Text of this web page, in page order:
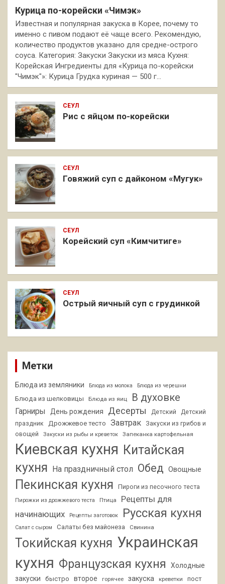
Курица по-корейски «Чимэк»
Известная и популярная закуска в Корее, почему то
именно с пивом подают её чаще всего. Рекомендую,
количество продуктов указано для средне-острого
соуса. Категория: Закуски Закуски из мяса Кухня:
Корейская Ингредиенты для «Курица по-корейски
"Чимэк"»: Курица Грудка куриная — 500 г…
СЕУЛ
Рис с яйцом по-корейски
СЕУЛ
Говяжий суп с дайконом «Мугук»
СЕУЛ
Корейский суп «Кимчитиге»
СЕУЛ
Острый яичный суп с грудинкой
Метки
Блюда из земляники Блюда из молока Блюда из черешни
Блюда из шелковицы Блюда из яиц В духовке
Гарниры День рождения Десерты Детский
Детский
праздник
Дрожжевое тесто Завтрак
Закуски из грибов и
овощей
Закуски из рыбы и креветок Запеканка картофельная
Киевская кухня Китайская
кухня
На праздничный стол Обед Овощные
Пекинская кухня Пироги из песочного теста
Пирожки из дрожжевого теста Птица
Рецепты для
начинающих
Рецепты заготовок Русская кухня
Салат с сыром Салаты без майонеза Свинина
Токийская кухня Украинская
кухня Французская кухня
Холодные
закуски
быстро второе горячее закуска креветки пост